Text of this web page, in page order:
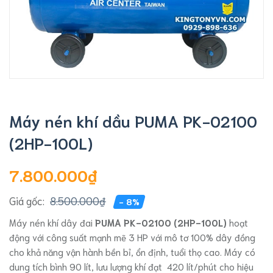
Máy nén khí dầu PUMA PK-02100
(2HP-100L)
7.800.000₫
Giá gốc: 8.500.000₫ - 8%
Máy nén khí dây đai PUMA PK-02100 (2HP-100L) hoạt
động với công suất mạnh mẽ 3 HP với mô tơ 100% dây đồng
cho khả năng vận hành bền bỉ, ổn định, tuổi thọ cao. Máy có
dung tích bình 90 lít, lưu lượng khí đạt 420 lít/phút cho hiệu